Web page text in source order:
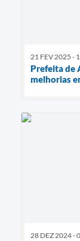
21 FEV 2025 -
Prefeita de
melhorias
28 DEZ 2024 -